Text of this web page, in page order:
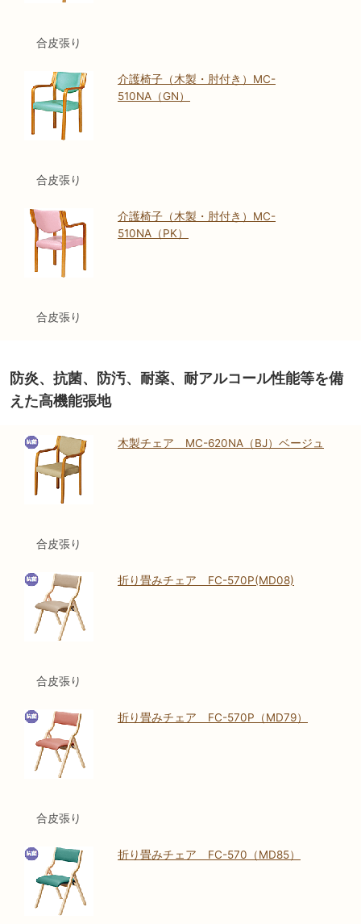
合皮張り
合皮張り
介護椅子（木製・肘付き）MC-
510NA（GN）
合皮張り
介護椅子（木製・肘付き）MC-
510NA（PK）
防炎、抗菌、防汚、耐薬、耐アルコール性能等を備
えた高機能張地
合皮張り
木製チェア MC-620NA（BJ）ベージュ
合皮張り
折り畳みチェア FC-570P(MD08)
合皮張り
折り畳みチェア FC-570P（MD79）
折り畳みチェア FC-570（MD85）